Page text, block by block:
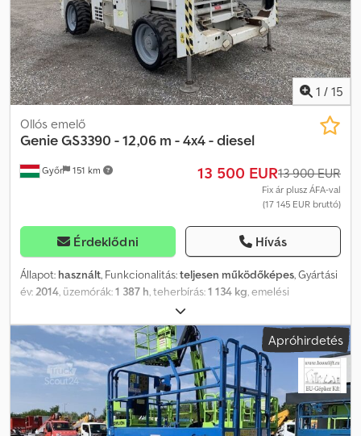
kapcsolatban, kérem, írjon e-mailt. Beszélünk: - angolul - németül -
magyarul
1 / 15
Győr 151 km
Ollós emelő
GenieGS3390 - 12,06 m - 4x4 - diesel
13 500 EUR13 900 EUR
Fix ár plusz ÁFA-val
(17 145 EUR bruttó)
Érdeklődni Hívás
Állapot: használt, Funkcionalitás:teljesen működőképes, Gyártási
év: 2014 , üzemórák:1 387 h , teherbírás:1 134 kg , emelési
, üzemanyagtípus:
állapota:80 százalék, meghajtás állapota:80 százalék, szín:piros,
Felszereltség:összkerékhajtás, Genie GS3390 - 12,06 m - 4x4 -
dízel Gyártási év: 2014 Üzemóra: 1387 Üzemanyag: Dízel Típus: Ollós
emelő Kategória: Munkaállvány Munkamagasság: 12,06 m Djdpfx
Afezbrwcjrokr Teherbírás: 1.134 kg Saját tömeg: 6.613 kg
Felszereltség: Négykerék-meghajtás (4x4), bővíthető platform,
automata központi szintezéssel Leírás: Genie ollós emelő, típus:
Apróhirdetés